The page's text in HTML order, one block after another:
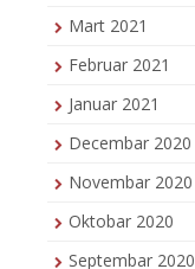
Mart 2021
Februar 2021
Januar 2021
Decembar 2020
Novembar 2020
Oktobar 2020
Septembar 2020